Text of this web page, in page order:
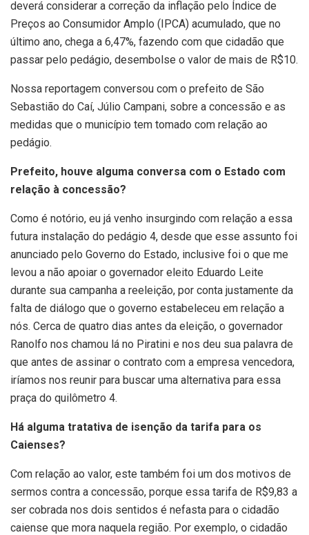
deverá considerar a correção da inflação pelo Índice de
Preços ao Consumidor Amplo (IPCA) acumulado, que no
último ano, chega a 6,47%, fazendo com que cidadão que
passar pelo pedágio, desembolse o valor de mais de R$10.
Nossa reportagem conversou com o prefeito de São
Sebastião do Caí, Júlio Campani, sobre a concessão e as
medidas que o município tem tomado com relação ao
pedágio.
Prefeito, houve alguma conversa com o Estado com
relação à concessão?
Como é notório, eu já venho insurgindo com relação a essa
futura instalação do pedágio 4, desde que esse assunto foi
anunciado pelo Governo do Estado, inclusive foi o que me
levou a não apoiar o governador eleito Eduardo Leite
durante sua campanha a reeleição, por conta justamente da
falta de diálogo que o governo estabeleceu em relação a
nós. Cerca de quatro dias antes da eleição, o governador
Ranolfo nos chamou lá no Piratini e nos deu sua palavra de
que antes de assinar o contrato com a empresa vencedora,
iríamos nos reunir para buscar uma alternativa para essa
praça do quilômetro 4.
Há alguma tratativa de isenção da tarifa para os
Caienses?
Com relação ao valor, este também foi um dos motivos de
sermos contra a concessão, porque essa tarifa de R$9,83 a
ser cobrada nos dois sentidos é nefasta para o cidadão
caiense que mora naquela região. Por exemplo, o cidadão